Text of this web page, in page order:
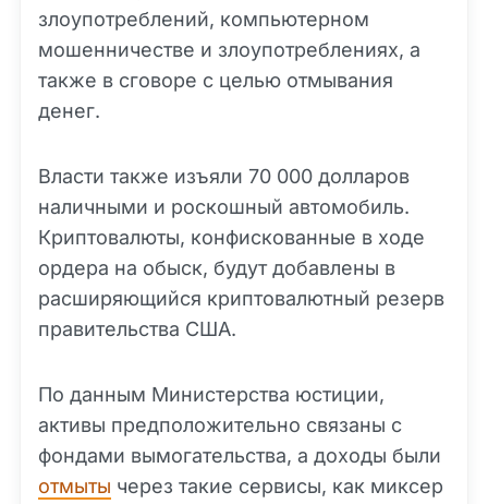
злоупотреблений, компьютерном
мошенничестве и злоупотреблениях, а
также в сговоре с целью отмывания
денег.
Власти также изъяли 70 000 долларов
наличными и роскошный автомобиль.
Криптовалюты, конфискованные в ходе
ордера на обыск, будут добавлены в
расширяющийся криптовалютный резерв
правительства США.
По данным Министерства юстиции,
активы предположительно связаны с
фондами вымогательства, а доходы были
отмыты через такие сервисы, как миксер